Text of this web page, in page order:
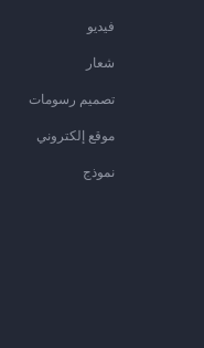
فيديو
شعار
تصميم رسومات
موقع إلكتروني
نموذج